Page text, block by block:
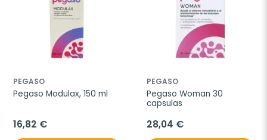
PEGASO
Pegaso Modulax, 150 ml
16,82 €
PEGASO
Pegaso Woman 30
capsulas
28,04 €